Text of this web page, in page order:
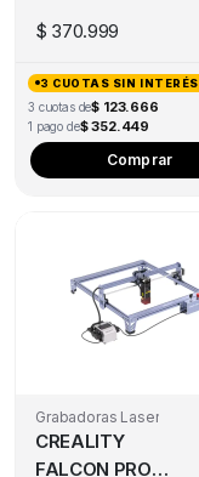
$ 370.999
3 CUOTAS SIN INTERÉS
3 cuotas de$ 123.666
1 pago de$ 352.449
Comprar
Grabadoras Laser
CREALITY
FALCON PRO